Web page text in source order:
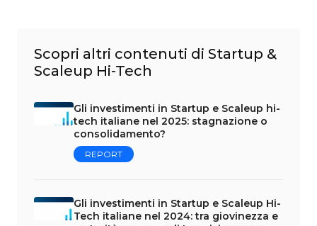
Scopri altri contenuti di Startup &
Scaleup Hi-Tech
Gli investimenti in Startup e Scaleup hi-
tech italiane nel 2025: stagnazione o
consolidamento?
REPORT
Gli investimenti in Startup e Scaleup Hi-
Tech italiane nel 2024: tra giovinezza e